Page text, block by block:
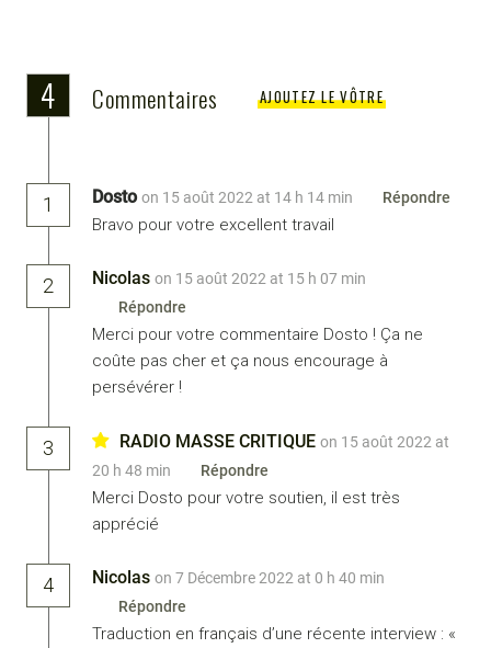
o
k
er
n
k
4 Commentaires AJOUTEZ LE VÔTRE
1 Dosto on 15 août 2022 at 14 h 14 min Répondre
Bravo pour votre excellent travail
2 Nicolas on 15 août 2022 at 15 h 07 min
Répondre
Merci pour votre commentaire Dosto ! Ça ne
coûte pas cher et ça nous encourage à
persévérer !
3 RADIO MASSE CRITIQUE on 15 août 2022 at
20 h 48 min
Répondre
Merci Dosto pour votre soutien, il est très
apprécié
4 Nicolas on 7 Décembre 2022 at 0 h 40 min
Répondre
Traduction en français d’une récente interview : «